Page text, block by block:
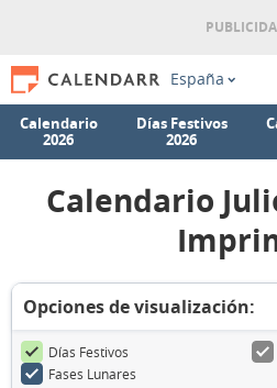
España
Calendario
2026
Días Festivos
2026
Calendario
Opciones de visualización:
Días Festivos
Fases Lunares